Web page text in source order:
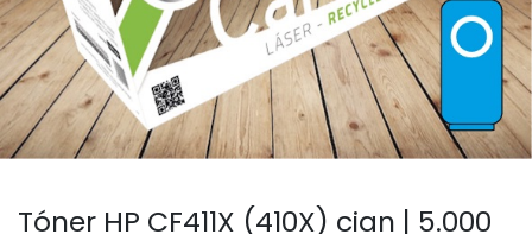
Tóner HP CF411X (410X) cian | 5.000